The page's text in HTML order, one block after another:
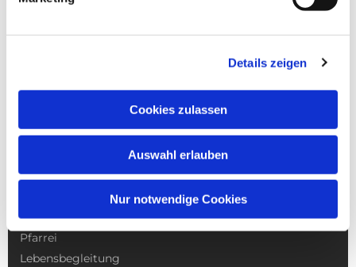
Details zeigen
Cookies zulassen
Auswahl erlauben
Nur notwendige Cookies
Gottesdienste
Pfarrei
Lebensbegleitung